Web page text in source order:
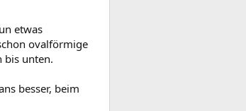
etwas
ovalförmige
bis unten.
besser, beim